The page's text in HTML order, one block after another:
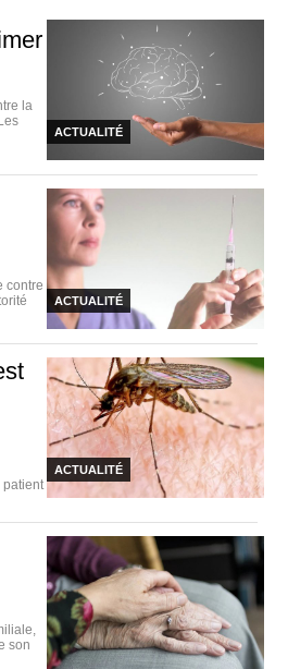
ACTUALITÉ
la
ACTUALITÉ
contre
ACTUALITÉ
patient
son